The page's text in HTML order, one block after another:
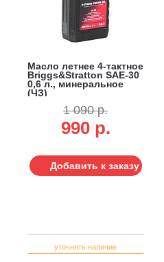
Масло летнее 4-тактное
Briggs&Stratton SAE-30
0,6 л., минеральное
(ЧЗ)
1 090 р.
990 р.
Добавить к заказу
уточнять наличие